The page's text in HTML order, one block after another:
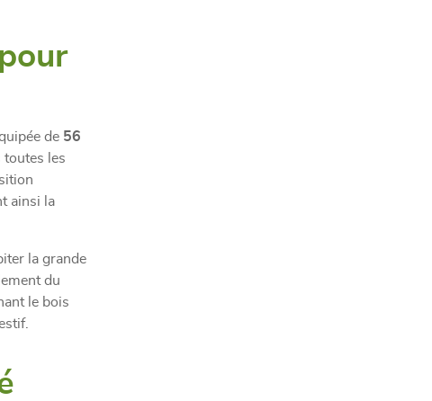
de 56
toutes les
ainsi la
la grande
du
le bois